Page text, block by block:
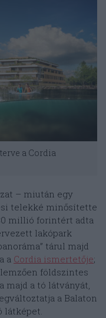
a Cordia
– miután egy
telekké minősítette
millió forintért adta
lakópark
tárul majd
a Cordia ismertetője;
földszintes
majd a tó látványát,
a Balaton
látképet.